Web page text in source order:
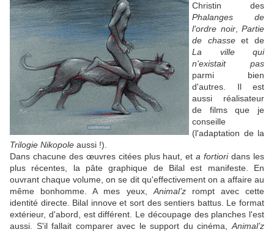
Christin des
Phalanges de
l'ordre noir, Partie
de chasseet de
La ville qui
n'existait pas
parmi bien
d'autres. Il est
aussi réalisateur
de films que je
conseille
(l'adaptation de la
Trilogie Nikopole aussi !).
Dans chacune des œuvres citées plus haut, eta fortioridans les
plus récentes, la pâte graphique de Bilal est manifeste. En
ouvrant chaque volume, on se dit qu'effectivement on a affaire au
même bonhomme. A mes yeux, Animal’z rompt avec cette
identité directe. Bilal innove et sort des sentiers battus. Le format
extérieur, d'abord, est différent. Le découpage des planches l'est
aussi. S'il fallait comparer avec le support du cinéma, Animal’z